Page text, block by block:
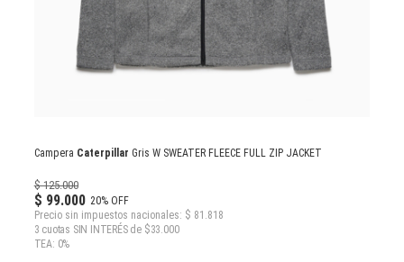
Campera Caterpillar Gris W SWEATER FLEECE FULL ZIP JACKET
$ 125.000
$ 99.000 20% OFF
Precio sin impuestos nacionales: $ 81.818
3 cuotas SIN INTERÉS de $33.000
TEA: 0%